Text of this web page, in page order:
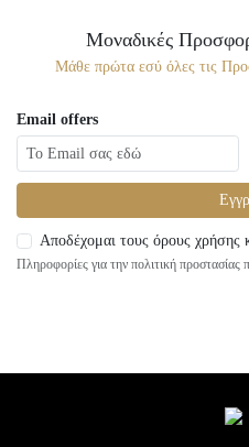
Μοναδικές
Μάθε πρώτα εσύ όλες τις
Email offers
Αποδέχομαι τους όρους χρήσης
Πληροφορίες για την πολιτική